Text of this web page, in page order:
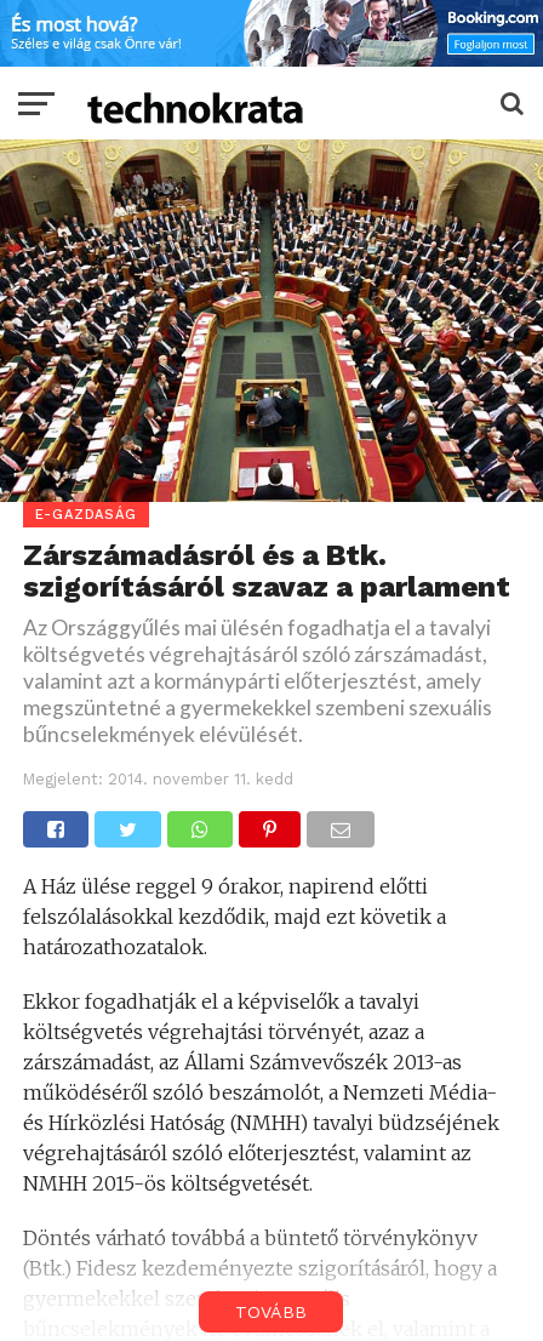
E-GAZDASÁG
Zárszámadásról és a Btk.
szigorításáról szavaz a parlament
Az Országgyűlés mai ülésén fogadhatja el a tavalyi
költségvetés végrehajtásáról szóló zárszámadást,
valamint azt a kormánypárti előterjesztést, amely
megszüntetné a gyermekekkel szembeni szexuális
bűncselekmények elévülését.
Megjelent: 2014. november 11. kedd
A Ház ülése reggel 9 órakor, napirend előtti
felszólalásokkal kezdődik, majd ezt követik a
határozathozatalok.
Ekkor fogadhatják el a képviselők a tavalyi
költségvetés végrehajtási törvényét, azaz a
zárszámadást, az Állami Számvevőszék 2013-as
működéséről szóló beszámolót, a Nemzeti Média-
és Hírközlési Hatóság (NMHH) tavalyi büdzséjének
végrehajtásáról szóló előterjesztést, valamint az
NMHH 2015-ös költségvetését.
Döntés várható továbbá a büntető törvénykönyv
(Btk.) Fidesz kezdeményezte szigorításáról, hogy a
gyermekekkel szembeni szexuális
bűncselekmények ne évülhessenek el, valamint a
TOVÁBB